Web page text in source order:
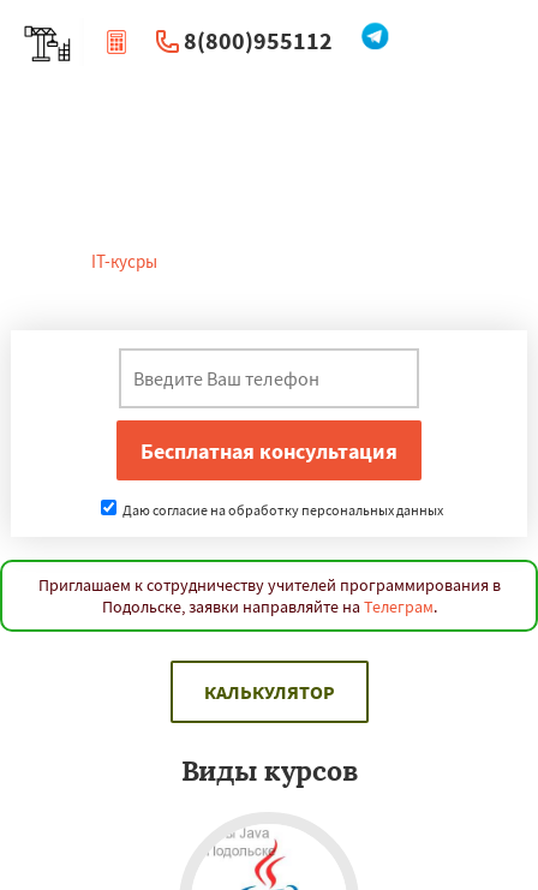
8(800)955112
IT-кусры
Даю согласие на обработку персональных данных
Приглашаем к сотрудничеству учителей программирования в
Подольске, заявки направляйте на Телеграм.
КАЛЬКУЛЯТОР
Виды курсов